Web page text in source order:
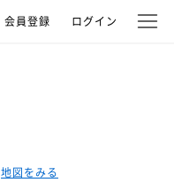
会員登録 ログイン
地図をみる